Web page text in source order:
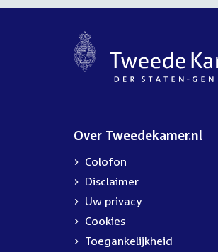
Over Tweedekamer.nl
Colofon
Disclaimer
Uw privacy
Cookies
Toegankelijkheid